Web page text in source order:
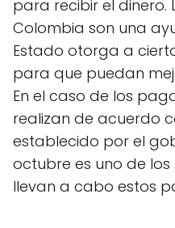
para recibir el dinero.
Colombia son una
Estado otorga a
para que puedan
En el caso de los
realizan de acuerdo
establecido por el
octubre es uno de los
llevan a cabo estos